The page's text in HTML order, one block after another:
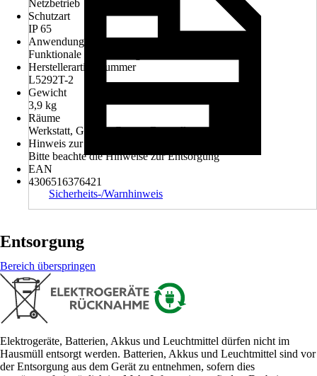
Netzbetrieb
Schutzart
IP 65
Anwendung
Funktionale Beleuchtung
Herstellerartikelnummer
L5292T-2
Gewicht
3,9 kg
Räume
Werkstatt, Garage, Garten, Baustelle
Hinweis zur Entsorgung
Bitte beachte die Hinweise zur Entsorgung
EAN
4306516376421
Sicherheits-/Warnhinweis
Entsorgung
Bereich überspringen
Elektrogeräte, Batterien, Akkus und Leuchtmittel dürfen nicht im
Hausmüll entsorgt werden. Batterien, Akkus und Leuchtmittel sind vor
der Entsorgung aus dem Gerät zu entnehmen, sofern dies